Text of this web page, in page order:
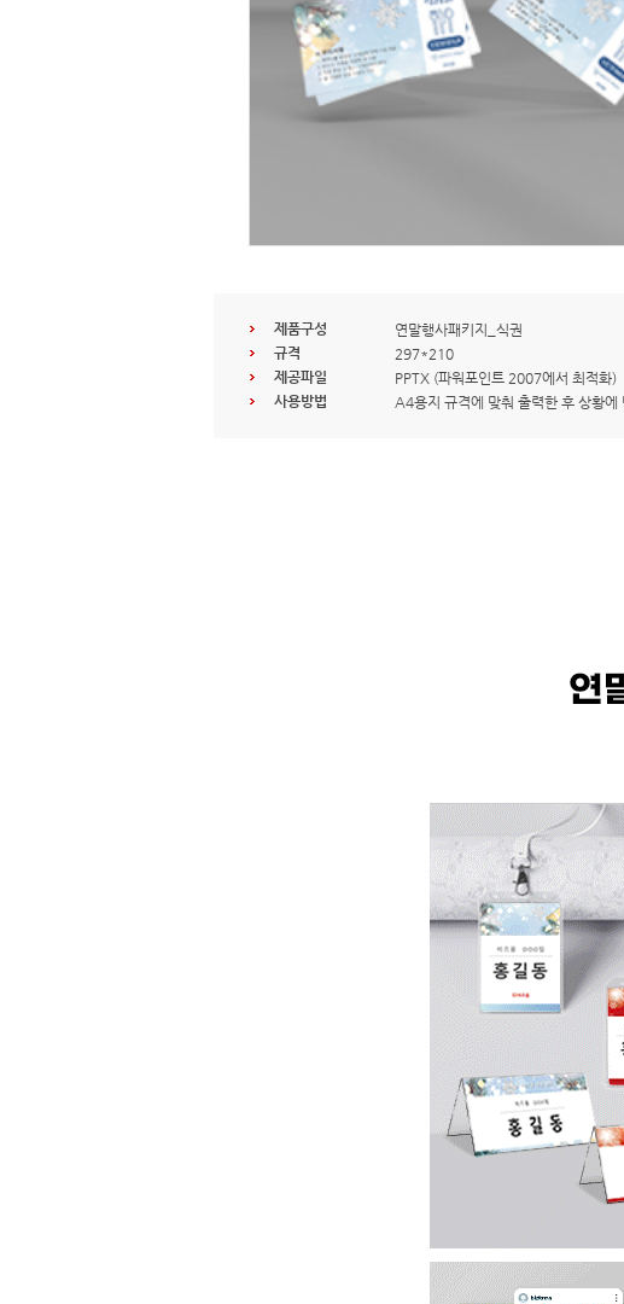
제품구성
연말행사패키지_식권
규격
297*210
제공파일
PPTX (파워포인트 2007에서 최적화)
사용방법
A4용지 규격에 맞춰 출력한 후 상황에